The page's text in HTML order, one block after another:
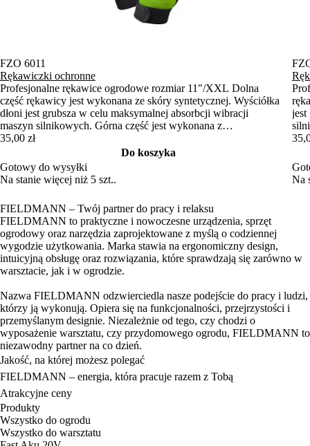
FZO 6011
Rękawiczki ochronne
Profesjonalne rękawice ogrodowe rozmiar 11"/XXL Dolna
część rękawicy jest wykonana ze skóry syntetycznej. Wyściółka
dłoni jest grubsza w celu maksymalnej absorbcji wibracji
maszyn silnikowych. Górna część jest wykonana z
elastycznego neoprenu, a palce są pokryte skórą syntetyczną.
Rękawiczki można również przymocować za pomocą taśmy
Velcro, co zapobiegnie ich ślizganiu.
35,00 zł
Do koszyka
Gotowy do wysyłki
Na stanie więcej niż 5 szt..
jest
Na
FIELDMANN – Twój partner do pracy i relaksu
FIELDMANN to praktyczne i nowoczesne urządzenia, sprzęt
ogrodowy oraz narzędzia zaprojektowane z myślą o codziennej
wygodzie użytkowania. Marka stawia na ergonomiczny design,
intuicyjną obsługę oraz rozwiązania, które sprawdzają się zarówno w
warsztacie, jak i w ogrodzie.
Nazwa FIELDMANN odzwierciedla nasze podejście do pracy i ludzi,
którzy ją wykonują. Opiera się na funkcjonalności, przejrzystości i
przemyślanym designie. Niezależnie od tego, czy chodzi o
wyposażenie warsztatu, czy przydomowego ogrodu, FIELDMANN to
niezawodny partner na co dzień.
Jakość, na której możesz polegać
FIELDMANN – energia, która pracuje razem z Tobą
Atrakcyjne ceny
Produkty
Wszystko do ogrodu
Wszystko do warsztatu